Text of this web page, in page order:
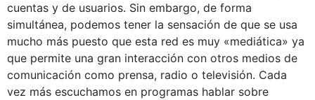
cuentas y de usuarios. Sin embargo, de forma
simultánea, podemos tener la sensación de que se usa
mucho más puesto que esta red es muy «mediática» ya
que permite una gran interacción con otros medios de
comunicación como prensa, radio o televisión. Cada
vez más escuchamos en programas hablar sobre